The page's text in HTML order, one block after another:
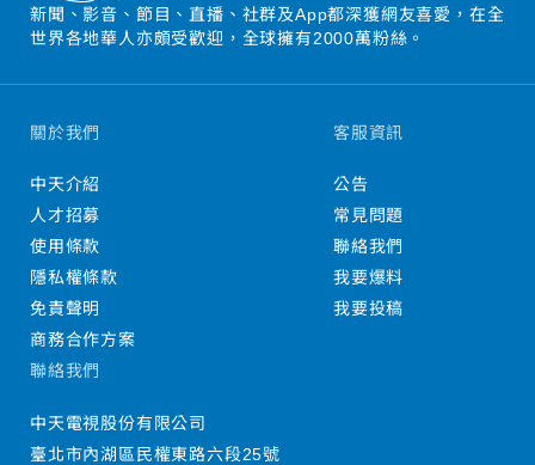
新聞、影音、節目、直播、社群及App都深獲網友喜愛，在全
世界各地華人亦頗受歡迎，全球擁有2000萬粉絲。
關於我們
中天介紹
人才招募
使用條款
隱私權條款
免責聲明
商務合作方案
客服資訊
公告
常見問題
聯絡我們
我要爆料
我要投稿
聯絡我們
中天電視股份有限公司
臺北市內湖區民權東路六段25號